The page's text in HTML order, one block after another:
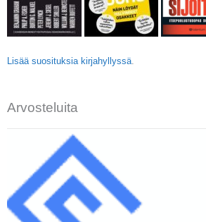
Lisää suosituksia kirjahyllyssä.
Arvosteluita